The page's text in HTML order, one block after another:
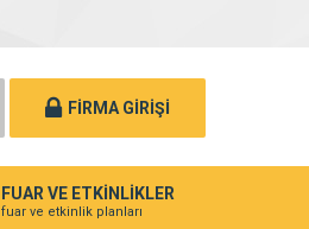
FİRMA GİRİŞİ
FUAR VE ETKİNLİKLER
fuar ve etkinlik planları